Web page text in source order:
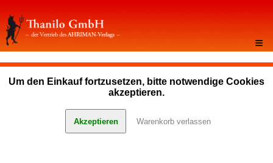
≡
Um den Einkauf fortzusetzen, bitte notwendige Cookies
akzeptieren.
Akzeptieren Warenkorb verlassen